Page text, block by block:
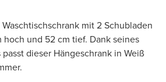
mit 2 Schubladen
und 52 cm tief. Dank seines
dieser Hängeschrank in Weiß